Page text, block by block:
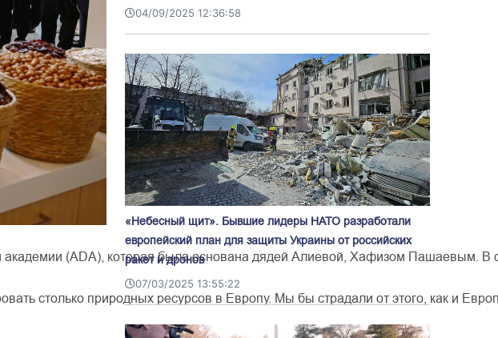
академии (ADA), котораябылаоснована дядей Алиевой, Хафизом Пашаевым. В
столько природных ресурсов в Европу. Мы бы страдали отэтого, как и
04/09/2025 12:36:58
«Небесный щит». Бывшие лидеры НАТО разработали
европейский план для защиты Украины от российских
ракет и дронов
07/03/2025 13:55:22